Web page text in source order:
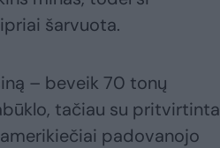
šarvuota.
– beveik 70 tonų
tačiau su pritvirtinta
padovanojo